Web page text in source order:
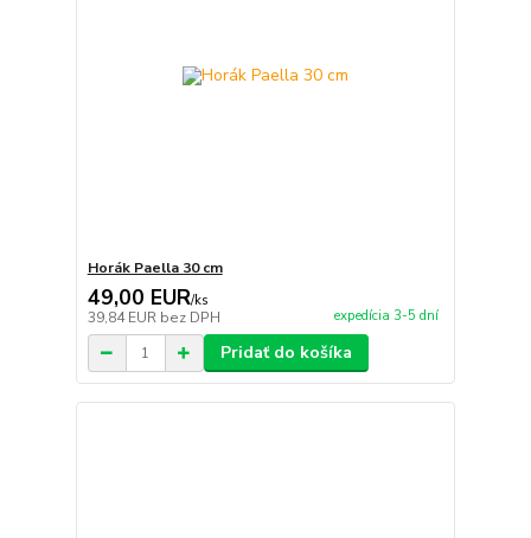
Horák Paella 30 cm
49,00 EUR/ks
39,84 EUR bez DPH expedícia 3-5 dní
Pridať do košíka